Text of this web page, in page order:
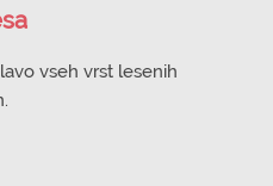
vseh vrst lesenih